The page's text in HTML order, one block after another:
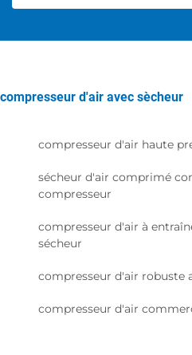
compresseur d'air avec sècheur
compresseur d'air haute
sécheur d'air comprimé
compresseur
compresseur d'air à
sécheur
compresseur d'air robuste
compresseur d'air